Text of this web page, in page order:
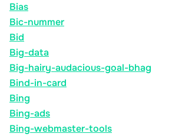
Bias
Bic-nummer
Bid
Big-data
Big-hairy-audacious-goal-bhag
Bind-in-card
Bing
Bing-ads
Bing-webmaster-tools